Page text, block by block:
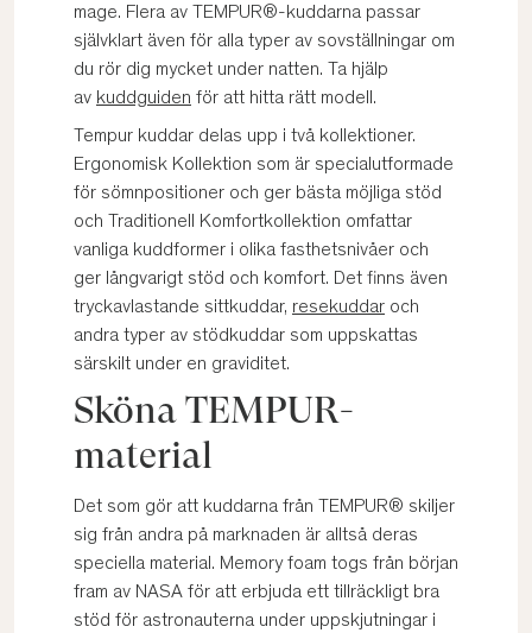
mage. Flera av TEMPUR®-kuddarna passar
självklart även för alla typer av sovställningar om
du rör dig mycket under natten. Ta hjälp
av kuddguiden för att hitta rätt modell.
Tempur kuddar delas upp i två kollektioner.
Ergonomisk Kollektion som är specialutformade
för sömnpositioner och ger bästa möjliga stöd
och Traditionell Komfortkollektion omfattar
vanliga kuddformer i olika fasthetsnivåer och
ger långvarigt stöd och komfort. Det finns även
tryckavlastande sittkuddar, resekuddar och
andra typer av stödkuddar som uppskattas
särskilt under en graviditet.
Sköna TEMPUR-
material
Det som gör att kuddarna från TEMPUR® skiljer
sig från andra på marknaden är alltså deras
speciella material. Memory foam togs från början
fram av NASA för att erbjuda ett tillräckligt bra
stöd för astronauterna under uppskjutningar i